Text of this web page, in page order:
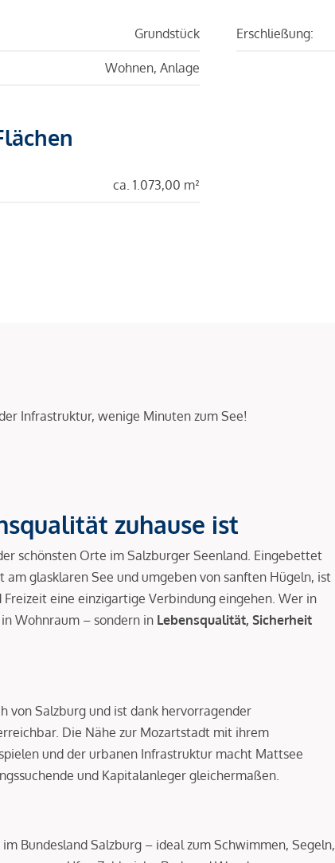
Grundstück
Wohnen, Anlage
Erschließung:
ca. 1.073,00 m²
Infrastruktur, wenige Minuten zum See!
zuhause ist
schönsten Orte im Salzburger Seenland. Eingebettet
glasklaren See und umgeben von sanften Hügeln, ist
eine einzigartige Verbindung eingehen. Wer in
Wohnraum – sondern in Lebensqualität, Sicherheit
von Salzburg und ist dank hervorragender
Die Nähe zur Mozartstadt mit ihrem
und der urbanen Infrastruktur macht Mattsee
und Kapitalanleger gleichermaßen.
Bundesland Salzburg – ideal zum Schwimmen, Segeln,